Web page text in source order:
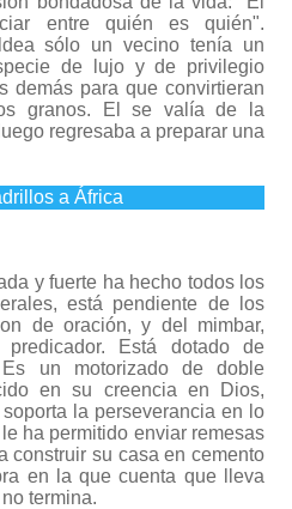
entre quién es quién".
sólo un vecino tenía un
de lujo y de privilegio
demás para que convirtieran
granos. El se valía de la
regresaba a preparar una
a África
y fuerte ha hecho todos los
está pendiente de los
de oración, y del mimbar,
Está dotado de
un motorizado de doble
en su creencia en Dios,
la perseverancia en lo
ha permitido enviar remesas
construir su casa en cemento
en la que cuenta que lleva
termina.